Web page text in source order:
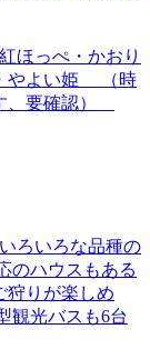
ほっぺ・かおり
やよい姫 （時
、要確認）
ろいろな品種の
のハウスもある
狩りが楽しめ
観光バスも6台